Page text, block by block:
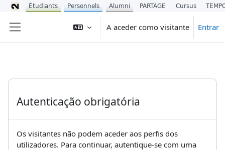
A aceder como visitante Entrar
Autenticação obrigatória
Os visitantes não podem aceder aos perfis dos
utilizadores. Para continuar, autentique-se com uma
Étudiants Personnels Alumni PARTAGE Cursus